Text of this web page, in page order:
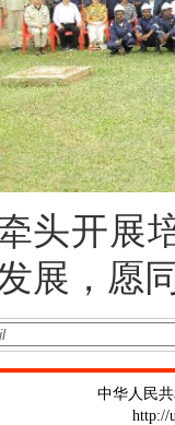
头开展
展，愿
中华人民
http://